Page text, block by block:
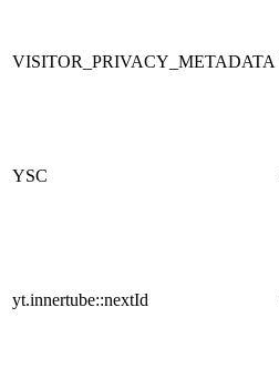
VISITOR_PRIVACY_METADATA
YSC
yt.innertube::nextId